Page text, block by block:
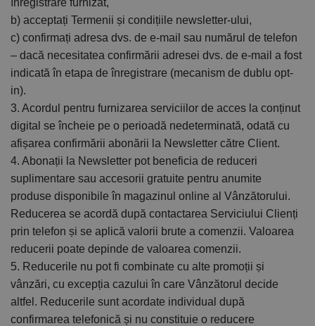
b) acceptați Termenii și condițiile newsletter-ului,
c) confirmați adresa dvs. de e-mail sau numărul de telefon
– dacă necesitatea confirmării adresei dvs. de e-mail a fost
indicată în etapa de înregistrare (mecanism de dublu opt-
in).
3. Acordul pentru furnizarea serviciilor de acces la conținut
digital se încheie pe o perioadă nedeterminată, odată cu
afișarea confirmării abonării la Newsletter către Client.
4. Abonații la Newsletter pot beneficia de reduceri
suplimentare sau accesorii gratuite pentru anumite
produse disponibile în magazinul online al Vânzătorului.
Reducerea se acordă după contactarea Serviciului Clienți
prin telefon și se aplică valorii brute a comenzii. Valoarea
reducerii poate depinde de valoarea comenzii.
5. Reducerile nu pot fi combinate cu alte promoții și
vânzări, cu excepția cazului în care Vânzătorul decide
altfel. Reducerile sunt acordate individual după
confirmarea telefonică și nu constituie o reducere